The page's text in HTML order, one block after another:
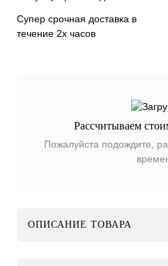
Супер срочная доставка в
течение 2х часов
Рассчитываем
Пожалуйста подождите,
ОПИСАНИЕ ТОВАРА